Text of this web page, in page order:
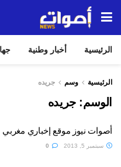
الرئيسية أخبار وطنية
الرئيسية وسم جريده
الوسم:جريده
أصوات نيوز موقع إخباري
سبتمبر 5, 2013